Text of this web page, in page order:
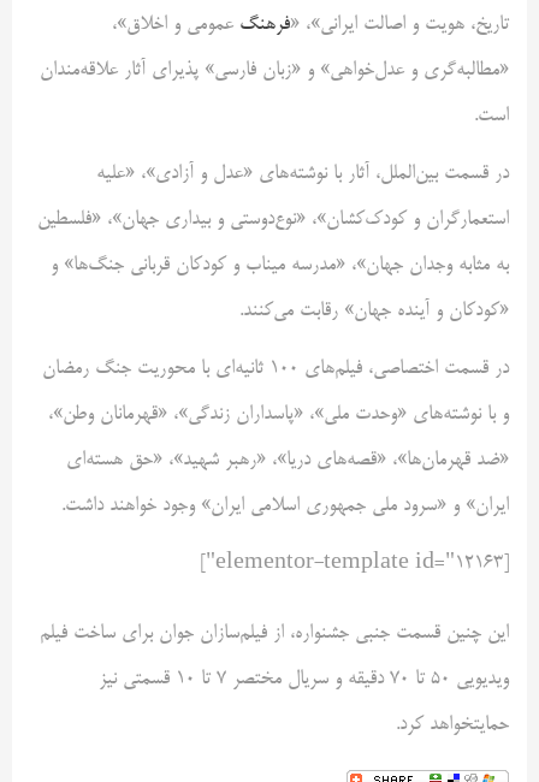
تاریخ، هویت و اصالت ایرانی»، «فرهنگ عمومی و اخلاق»،
«مطالبه‌گری و عدل‌خواهی» و «زبان فارسی» پذیرای آثار علاقه‌مندان
است.
در قسمت بین‌الملل، آثار با نوشته‌های «عدل و آزادی»، «علیه
استعمارگران و کودک‌کشان»، «نوع‌دوستی و بیداری جهان»، «فلسطین
به مثابه وجدان جهان»، «مدرسه میناب و کودکان قربانی جنگ‌ها» و
«کودکان و آینده جهان» رقابت می‌کنند.
در قسمت اختصاصی، فیلم‌های ۱۰۰ ثانیه‌ای با محوریت جنگ رمضان
و با نوشته‌های «وحدت ملی»، «پاسداران زندگی»، «قهرمانان وطن»،
«ضد قهرمان‌ها»، «قصه‌های دریا»، «رهبر شهید»، «حق هسته‌ای
ایران» و «سرود ملی جمهوری اسلامی ایران» وجود خواهند داشت.
این چنین قسمت جنبی جشنواره، از فیلم‌سازان جوان برای ساخت فیلم
ویدیویی ۵۰ تا ۷۰ دقیقه و سریال مختصر ۷ تا ۱۰ قسمتی نیز
حمایتخواهد کرد.